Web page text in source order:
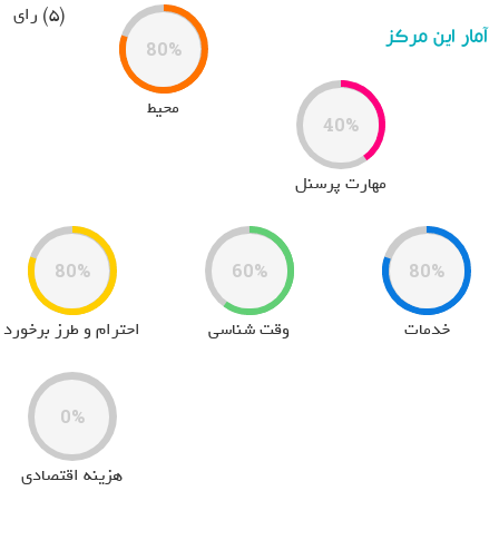
آمار این مرکز
(5) رای
80%
محیط
40%
مهارت پرسنل
80%
احترام و طرز برخورد
60%
وقت شناسی
80%
خدمات
0%
هزینه اقتصادی